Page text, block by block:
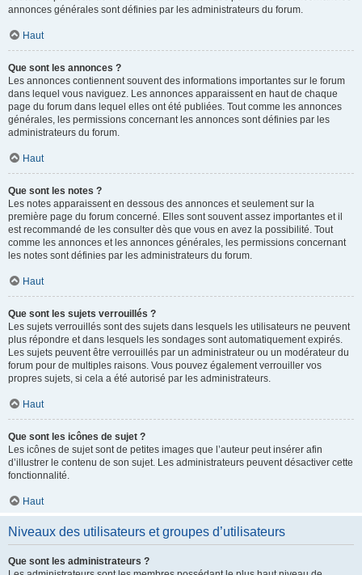
annonces générales sont définies par les administrateurs du forum.
Haut
Que sont les annonces ?
Les annonces contiennent souvent des informations importantes sur le forum
dans lequel vous naviguez. Les annonces apparaissent en haut de chaque
page du forum dans lequel elles ont été publiées. Tout comme les annonces
générales, les permissions concernant les annonces sont définies par les
administrateurs du forum.
Haut
Que sont les notes ?
Les notes apparaissent en dessous des annonces et seulement sur la
première page du forum concerné. Elles sont souvent assez importantes et il
est recommandé de les consulter dès que vous en avez la possibilité. Tout
comme les annonces et les annonces générales, les permissions concernant
les notes sont définies par les administrateurs du forum.
Haut
Que sont les sujets verrouillés ?
Les sujets verrouillés sont des sujets dans lesquels les utilisateurs ne peuvent
plus répondre et dans lesquels les sondages sont automatiquement expirés.
Les sujets peuvent être verrouillés par un administrateur ou un modérateur du
forum pour de multiples raisons. Vous pouvez également verrouiller vos
propres sujets, si cela a été autorisé par les administrateurs.
Haut
Que sont les icônes de sujet ?
Les icônes de sujet sont de petites images que l’auteur peut insérer afin
d’illustrer le contenu de son sujet. Les administrateurs peuvent désactiver cette
fonctionnalité.
Haut
Niveaux des utilisateurs et groupes d’utilisateurs
Que sont les administrateurs ?